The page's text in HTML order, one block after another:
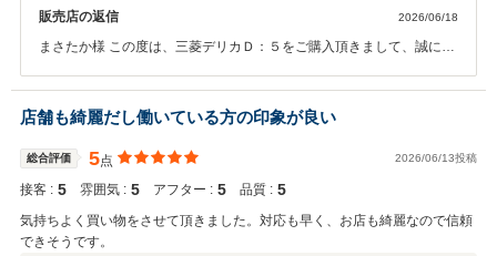
販売店の返信 2026/06/18
まさたか様 この度は、三菱デリカＤ：５をご購入頂きまして、誠に有
さいませ。 今後とも、どうぞ宜しくお願い致します。
店舗も綺麗だし働いている方の印象が良い
総合評価 5点 2026/06/13投稿
接客 : 5 雰囲気 : 5 アフター : 5 品質 : 5
気持ちよく買い物をさせて頂きました。対応も早く、お店も綺麗なので信頼
できそうです。